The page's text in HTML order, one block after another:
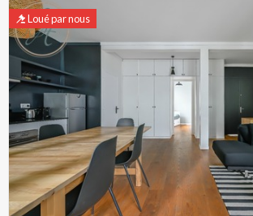
Loué par nous